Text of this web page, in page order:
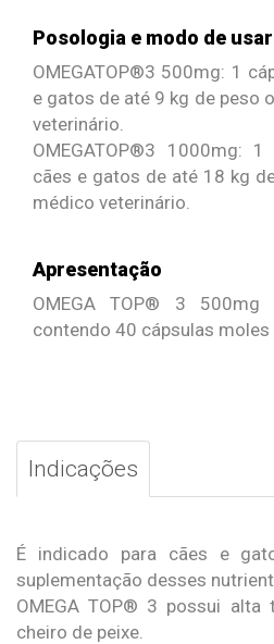
Posologia e modo de usar
OMEGATOP®3 500mg: 1
e gatos de até 9 kg de peso
veterinário.
OMEGATOP®3 1000mg:
cães e gatos de até 18 kg
médico veterinário.
Apresentação
OMEGA TOP® 3 500mg
contendo 40 cápsulas moles
Indicações
É indicado para cães e
suplementação desses
OMEGA TOP® 3 possui alta
cheiro de peixe.